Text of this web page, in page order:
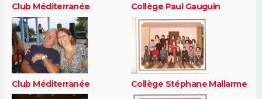
Club Méditerranée Collège Paul Gauguin
Club Méditerranée Collège Stéphane Mallarme